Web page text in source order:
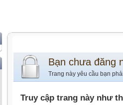
Bạn chưa đăng
Trang này yêu cầu bạn
Truy cập trang này như